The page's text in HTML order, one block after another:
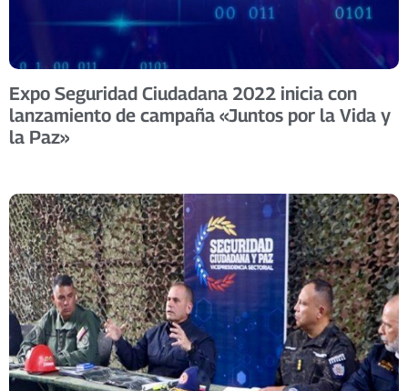
Expo Seguridad Ciudadana 2022 inicia con
lanzamiento de campaña «Juntos por la Vida y
la Paz»